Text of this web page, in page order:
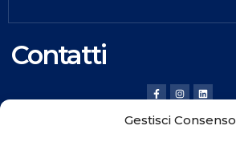
Gestisci Consenso
Contatti
HILDING ANDERS ITALY SRL